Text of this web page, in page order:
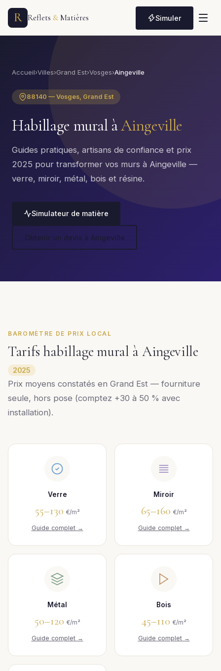
R Reflets &Matières Simuler
Accueil›Villes›Grand Est›Vosges›Aingeville
88140 — Vosges, Grand Est
Habillage mural àAingeville
Guides pratiques, artisans de confiance et prix
2025 pour transformer vos murs à Aingeville —
verre, miroir, métal, bois et résine.
Simulateur de matière
Obtenir un devis à Aingeville
BAROMÈTRE DE PRIX LOCAL
Tarifs habillage mural à Aingeville
2025
Prix moyens constatés en Grand Est — fourniture
seule, hors pose (comptez +30 à 50 % avec
installation).
Verre
55–130 €/m²
Guide complet →
Miroir
65–160 €/m²
Guide complet →
Métal
50–120 €/m²
Guide complet →
Bois
45–110 €/m²
Guide complet →